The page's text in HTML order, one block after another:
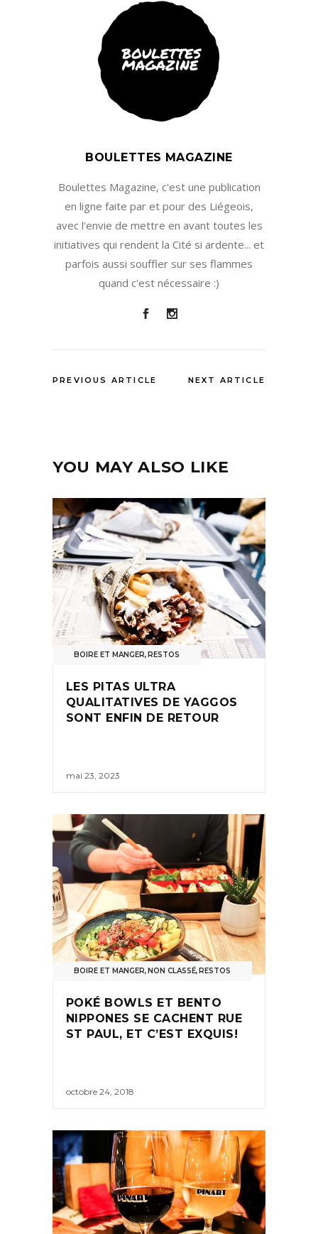
BOULETTES MAGAZINE
Boulettes Magazine, c'est une publication
en ligne faite par et pour des Liégeois,
avec l'envie de mettre en avant toutes les
initiatives qui rendent la Cité si ardente... et
parfois aussi souffler sur ses flammes
quand c'est nécessaire :)
PREVIOUS ARTICLE NEXT ARTICLE
YOU MAY ALSO LIKE
BOIRE ET MANGER,RESTOS
LES PITAS ULTRA
QUALITATIVES DE YAGGOS
SONT ENFIN DE RETOUR
mai 23, 2023
BOIRE ET MANGER,NON CLASSÉ,RESTOS
POKÉ BOWLS ET BENTO
NIPPONES SE CACHENT RUE
ST PAUL, ET C’EST EXQUIS!
octobre 24, 2018